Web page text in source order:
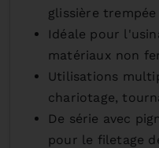
glissière
Idéale pour
matériaux non
Utilisations
chariotage,
De série avec
pour le filetage